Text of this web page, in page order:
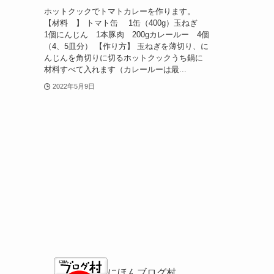
ホットクックでトマトカレーを作ります。
【材料 】 トマト缶 1缶（400g）玉ねぎ
1個にんじん 1本豚肉 200gカレールー 4個
（4、5皿分） 【作り方】 玉ねぎを薄切り、に
んじんを角切りに切るホットクックうち鍋に
材料すべて入れます（カレールーは最...
2022年5月9日